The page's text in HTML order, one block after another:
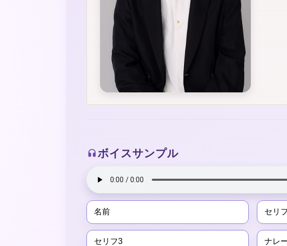
ボイスサンプル
名前 セリ
セリフ3 ナレ